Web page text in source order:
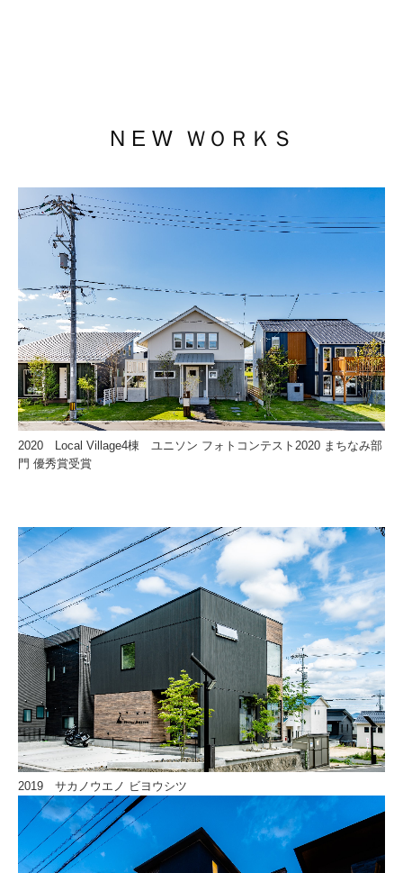
N E W ＷＯＲＫＳ
2020 Local Village4棟 ユニソン フォトコンテスト2020 まちなみ部
門 優秀賞受賞
2019 サカノウエノ ビヨウシツ